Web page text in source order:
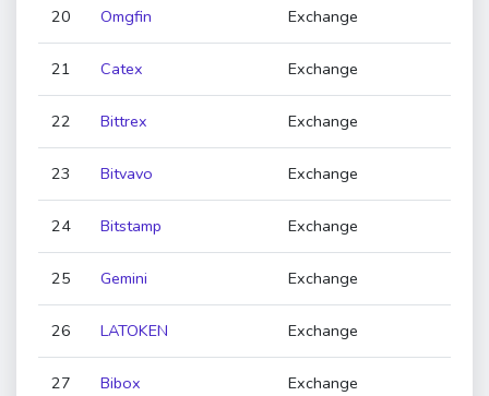
20 Omgfin Exchange
21 Catex Exchange
22 Bittrex Exchange
23 Bitvavo Exchange
24 Bitstamp Exchange
25 Gemini Exchange
26 LATOKEN Exchange
27 Bibox Exchange